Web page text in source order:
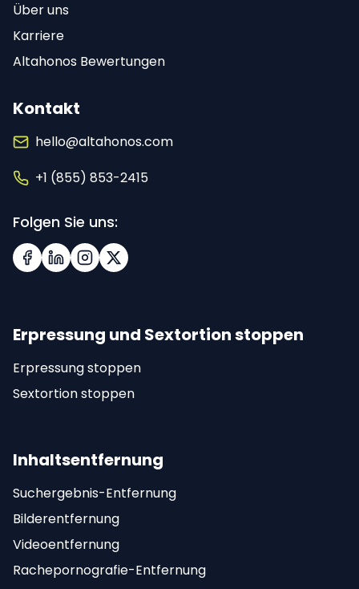
Über uns
Karriere
Altahonos Bewertungen
Kontakt
hello@altahonos.com
+1 (855) 853-2415
Folgen Sie uns:
Facebook
LinkedInInstagramX (Twitter)
Erpressung und Sextortion stoppen
Erpressung stoppen
Sextortion stoppen
Inhaltsentfernung
Suchergebnis-Entfernung
Bilderentfernung
Videoentfernung
Rachepornografie-Entfernung